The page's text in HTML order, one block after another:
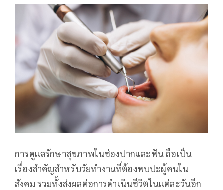
การดูแลรักษาสุขภาพในช่องปากและฟัน ถือเป็น
เรื่องสำคัญสำหรับวัยทำงานที่ต้องพบปะผู้คนใน
สังคม รวมทั้งส่งผลต่อการดำเนินชีวิตในแต่ละวันอีก